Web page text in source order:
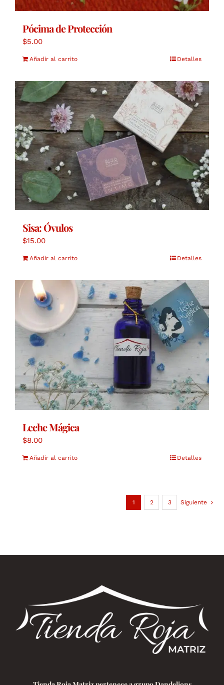
Pócima de Protección
$5.00
Añadir al carrito Detalles
Sisa: Óvulos
$15.00
Añadir al carrito Detalles
Leche Mágica
$8.00
Añadir al carrito Detalles
1 2 3 Siguiente